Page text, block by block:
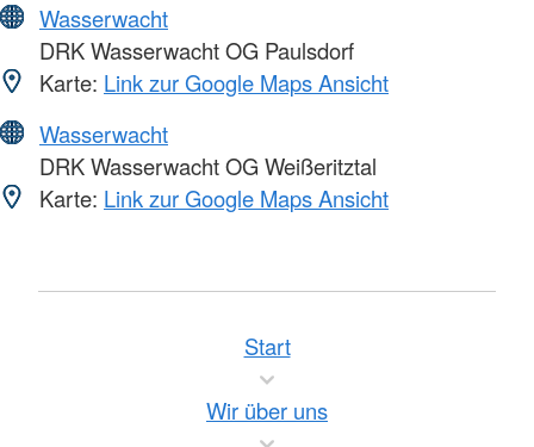
Wasserwacht
DRK Wasserwacht OG Paulsdorf
Karte: Link zur Google Maps Ansicht
Wasserwacht
DRK Wasserwacht OG Weißeritztal
Karte: Link zur Google Maps Ansicht
Start
Wir über uns